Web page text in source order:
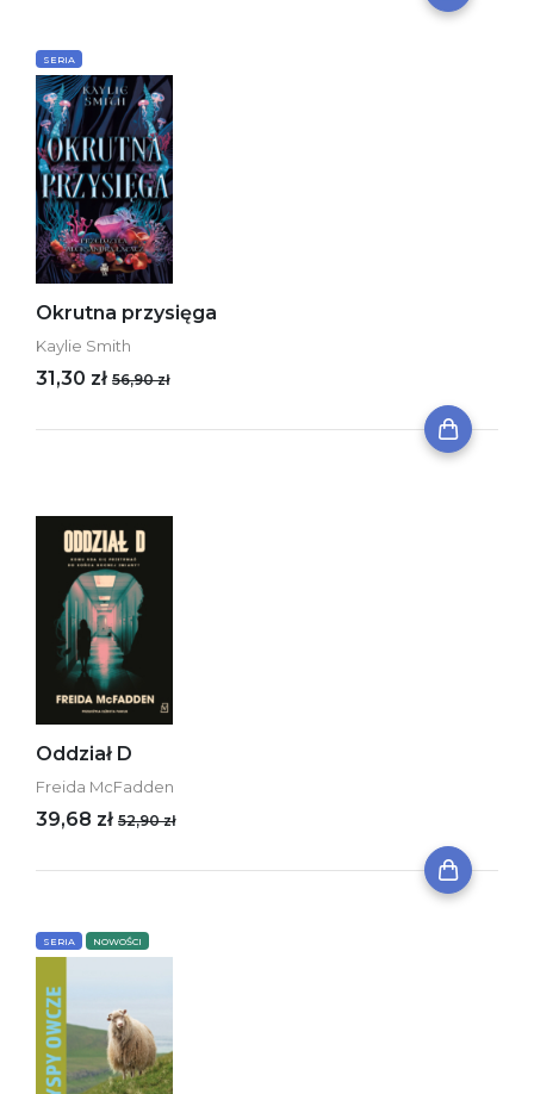
SERIA
Okrutna przysięga
Kaylie Smith
31,30 zł 56,90 zł
Oddział D
Freida McFadden
39,68 zł 52,90 zł
SERIA NOWOŚCI